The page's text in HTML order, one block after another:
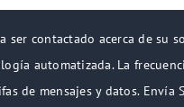
ser contactado acerca de su
automatizada. La
de mensajes y datos. Envía